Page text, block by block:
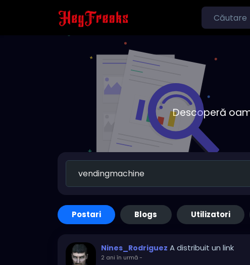
Descoperă
Postari Blogs Utilizatori
Nines_Rodriguez A distribuit un link
2 ani în urmă-